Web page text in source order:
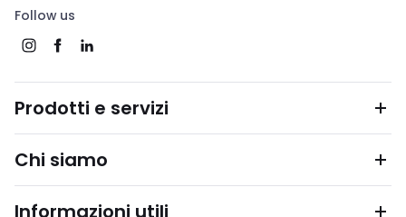
Follow us
Prodotti e servizi
Chi siamo
Informazioni utili